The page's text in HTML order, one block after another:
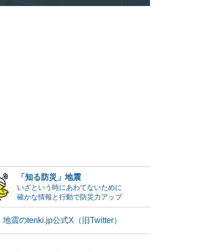
「知る防災」地震
いざという時にあわてないために
確かな情報と行動で防災力アップ
地震のtenki.jp公式X（旧Twitter）